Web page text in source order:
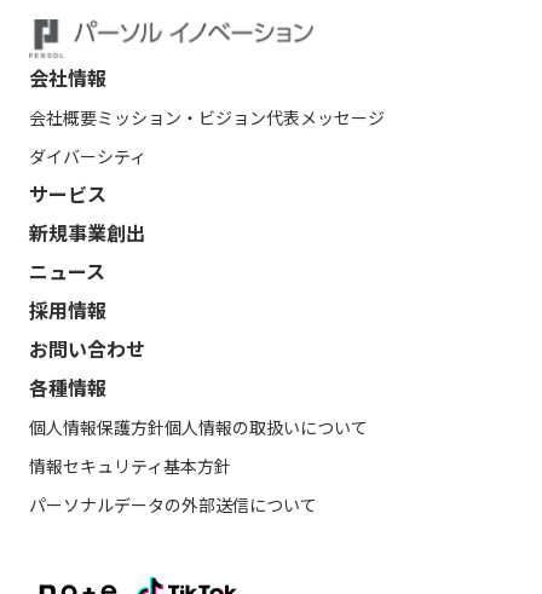
会社情報
会社概要ミッション・ビジョン代表メッセージ
ダイバーシティ
サービス
新規事業創出
ニュース
採用情報
お問い合わせ
各種情報
個人情報保護方針個人情報の取扱いについて
情報セキュリティ基本方針
パーソナルデータの外部送信について